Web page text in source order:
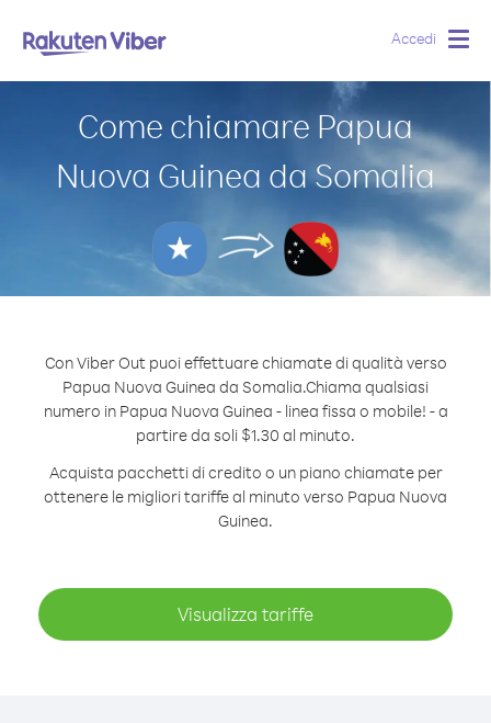
Accedi
Come chiamare Papua
Nuova Guinea da Somalia
Con Viber Out puoi effettuare chiamate di qualità verso
Papua Nuova Guinea da Somalia.Chiama qualsiasi
numero in Papua Nuova Guinea - linea fissa o mobile! - a
partire da soli $1.30 al minuto.
Acquista pacchetti di credito o un piano chiamate per
ottenere le migliori tariffe al minuto verso Papua Nuova
Guinea.
Visualizza tariffe